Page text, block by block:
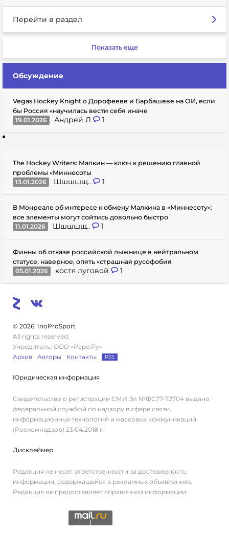
Перейти в раздел
Показать еще
Обсуждение
Vegas Hockey Knight о Дорофееве и Барбашеве на ОИ, если
бы Россия «научилась вести себя иначе
19.01.2026
Андрей Л 1
The Hockey Writers: Малкин — ключ к решению главной
проблемы «Миннесоты
13.01.2026
Шшшшщ.. 1
В Монреале об интересе к обмену Малкина в «Миннесоту»:
все элементы могут сойтись довольно быстро
11.01.2026
Шшшшщ.. 1
Финны об отказе российской лыжнице в нейтральном
статусе: наверное, опять «страшная русофобия
05.01.2026
костя луговой 1
© 2026. InoProSport
All rights reserved.
Учредитель: ООО «Раре.Ру»
Архив
Авторы Контакты RSS
Юридическая информация
Свидетельство о регистрации СМИ Эл №ФС77-72704 выдано
федеральной службой по надзору в сфере связи,
информационных технологий и массовых коммуникаций
(Роскомнадзор) 23.04.2018 г.
Дисклеймер
Редакция не несет ответственности за достоверность
информации, содержащейся в рекламных объявлениях.
Редакция не предоставляет справочной информации.